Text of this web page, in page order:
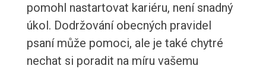
pomohl nastartovat kariéru, není snadný
úkol. Dodržování obecných pravidel
psaní může pomoci, ale je také chytré
nechat si poradit na míru vašemu